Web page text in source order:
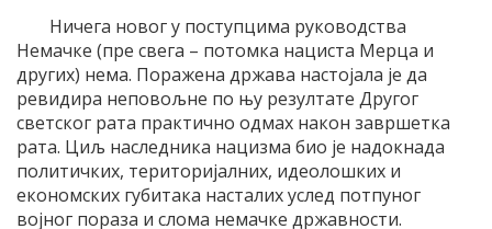
Ничега новог у поступцима руководства
Немачке (пре свега – потомка нациста Мерца и
других) нема. Поражена држава настојала је да
ревидира неповољне по њу резултате Другог
светског рата практично одмах након завршетка
рата. Циљ наследника нацизма био је надокнада
политичких, територијалних, идеолошких и
економских губитака насталих услед потпуног
војног пораза и слома немачке државности.